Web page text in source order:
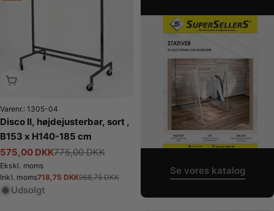
Udsolgt
Varenr.: 1305-04
Disco II, højdejusterbar, sort ,
B153 x H140-185 cm
Tilbudspris
575,00 DKK
Normalpris 775,00 DKK
Ekskl. moms
Inkl. momsTilbudspris
718,75 DKK
Normalpris968,75 DKK
Udsolgt
Se vores katalog